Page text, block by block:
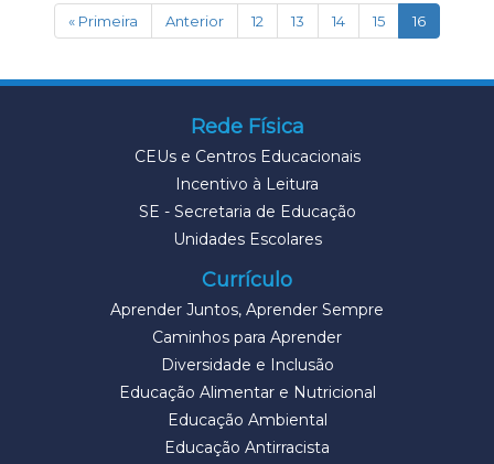
« Primeira Anterior 12 13 14 15 16(current)
Rede Física
CEUs e Centros Educacionais
Incentivo à Leitura
SE - Secretaria de Educação
Unidades Escolares
Currículo
Aprender Juntos, Aprender Sempre
Caminhos para Aprender
Diversidade e Inclusão
Educação Alimentar e Nutricional
Educação Ambiental
Educação Antirracista